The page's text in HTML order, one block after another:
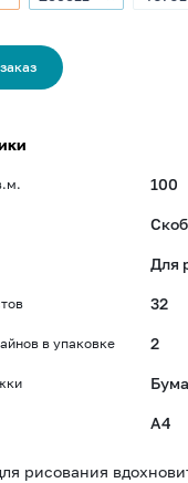
Артикул
100
Для
32
в упаковке 2
A4
рисования